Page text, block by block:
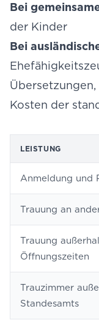
Bei
der Kinder
Bei
Kosten der
LEISTUNG
Anmeldung und
Trauung an
Trauung
Öffnungszeiten
Trauzimmer
Standesamts